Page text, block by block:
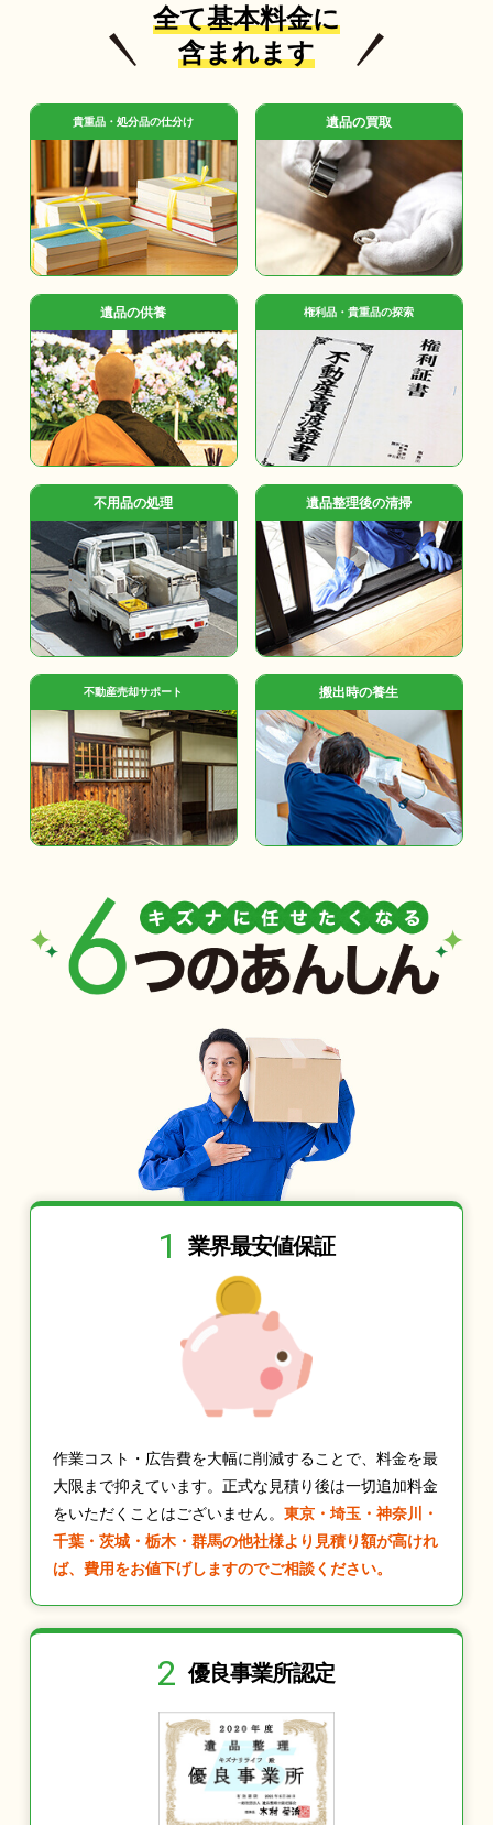
全て基本料金に
含まれます
貴重品・処分品の仕分け 遺品の買取
遺品の供養 権利品・貴重品の探索
不用品の処理 遺品整理後の清掃
不動産売却サポート 搬出時の養生
1 業界最安値保証
作業コスト・広告費を大幅に削減することで、料金を最
大限まで抑えています。正式な見積り後は一切追加料金
をいただくことはございません。 東京・埼玉・神奈川・
千葉・茨城・栃木・群馬の他社様より見積り額が高けれ
ば、費用をお値下げしますのでご相談ください。
2 優良事業所認定